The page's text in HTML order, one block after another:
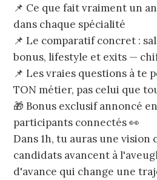
📌 Ce que fait vraiment un
dans chaque spécialité
📌 Le comparatif concret :
bonus, lifestyle et exits —
📌 Les vraies questions à te
TON métier, pas celui que
🎁 Bonus exclusif annoncé
participants connectés 👀
Dans 1h, tu auras une vision
candidats avancent à
d'avance qui change une